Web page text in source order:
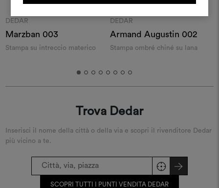
DEDAR
Marzban 003
Stampa su intreccio materico
DEDAR
Armand Augustin 002
Stampa ombré chiné su lana
Trova Dedar
Inserisci il nome della città o della via e scopri il rivenditore Dedar
più vicino a te.
SCOPRI TUTTI I PUNTI VENDITA DEDAR
REGISTRATI